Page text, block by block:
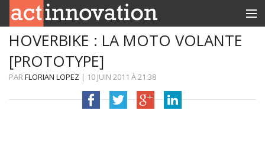
RUBRIQUES
INNOBOX
HOVERBIKE : LA MOTO VOLANTE
[PROTOTYPE]
PARFLORIAN LOPEZ | 10 JUIN 2011 À21:38